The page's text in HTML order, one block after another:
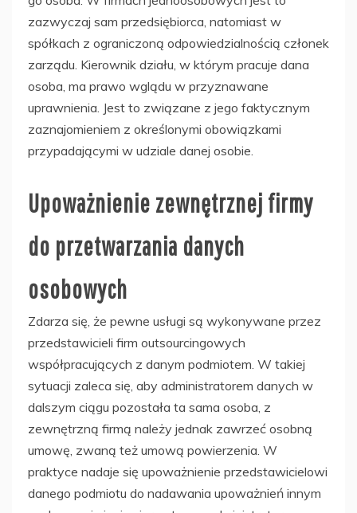
zazwyczaj sam przedsiębiorca, natomiast w
spółkach z ograniczoną odpowiedzialnością członek
zarządu. Kierownik działu, w którym pracuje dana
osoba, ma prawo wglądu w przyznawane
uprawnienia. Jest to związane z jego faktycznym
zaznajomieniem z określonymi obowiązkami
przypadającymi w udziale danej osobie.
Upoważnienie zewnętrznej firmy
do przetwarzania danych
osobowych
Zdarza się, że pewne usługi są wykonywane przez
przedstawicieli firm outsourcingowych
współpracujących z danym podmiotem. W takiej
sytuacji zaleca się, aby administratorem danych w
dalszym ciągu pozostała ta sama osoba, z
zewnętrzną firmą należy jednak zawrzeć osobną
umowę, zwaną też umową powierzenia. W
praktyce nadaje się upoważnienie przedstawicielowi
danego podmiotu do nadawania upoważnień innym